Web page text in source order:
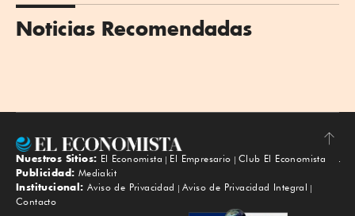
Noticias Recomendadas
Subir
Nuestros Sitios: El Economista El Empresario
Club El Economista
Publicidad: Mediakit
Institucional: Aviso de Privacidad
Aviso de Privacidad Integral
Contacto